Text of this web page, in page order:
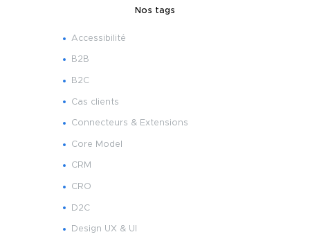
Nos tags
Accessibilité
B2B
B2C
Cas clients
Connecteurs & Extensions
Core Model
CRM
CRO
D2C
Design UX & UI